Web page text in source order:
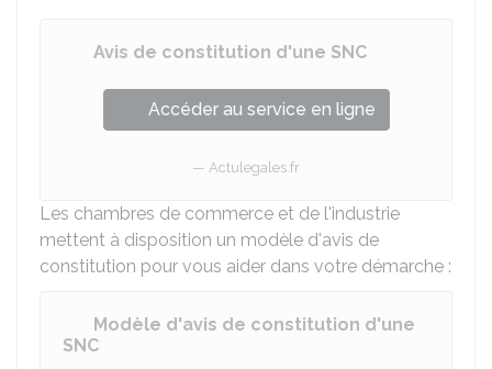
Avis de constitution d'une SNC
Accéder au service en ligne
Actulegales.fr
Les chambres de commerce et de l'industrie
mettent à disposition un modèle d'avis de
constitution pour vous aider dans votre démarche :
Modèle d'avis de constitution d'une
SNC